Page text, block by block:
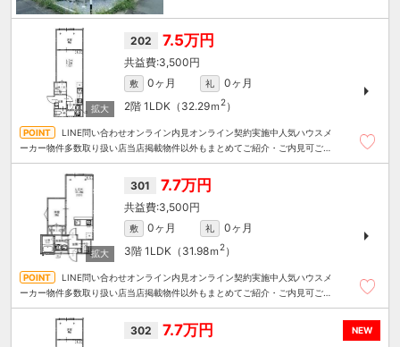
202 7.5万円
3,500円
敷 0ヶ月 礼
0ヶ月
2階 1LDK（32.29ｍ 2）
LINE問い合わせオンライン内見オンライン契約実施中人気ハウスメ
ーカー物件多数取り扱い店当店掲載物件以外もまとめてご紹介・ご内見可ご予
301 7.7万円
3,500円
敷 0ヶ月 礼
0ヶ月
3階 1LDK（31.98ｍ 2）
LINE問い合わせオンライン内見オンライン契約実施中人気ハウスメ
ーカー物件多数取り扱い店当店掲載物件以外もまとめてご紹介・ご内見可ご予
NEW
302 7.7万円